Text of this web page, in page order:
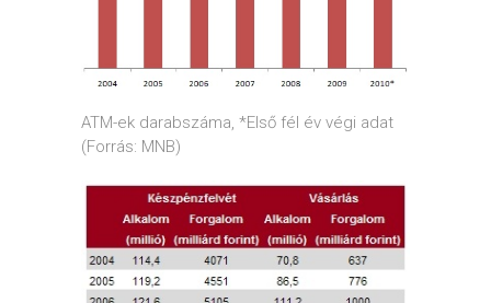
ATM-ek darabszáma, *Első fél év végi adat
(Forrás: MNB)